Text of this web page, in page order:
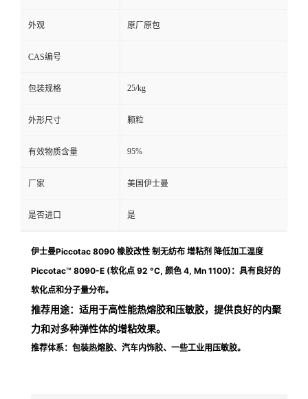
外观 原厂原包
CAS编号
包装规格 25/kg
外形尺寸 颗粒
有效物质含量 95%
厂家 美国伊士曼
是否进口 是
伊士曼Piccotac 8090 橡胶改性 制无纺布 增粘剂 降低加工温度
Piccotac™ 8090-E (软化点 92 °C, 颜色 4, Mn 1100)： 具有良好的
软化点和分子量分布。
推荐用途： 适用于高性能热熔胶和压敏胶，提供良好的内聚
力和对多种弹性体的增粘效果。
推荐体系： 包装热熔胶、汽车内饰胶、一些工业用压敏胶。